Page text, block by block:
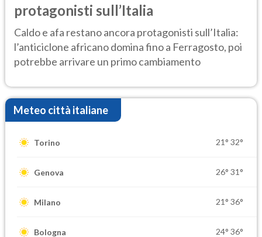
protagonisti sull’Italia
Caldo e afa restano ancora protagonisti sull’Italia:
l’anticiclone africano domina fino a Ferragosto, poi
potrebbe arrivare un primo cambiamento
Meteo città italiane
Torino 21° 32°
Genova 26° 31°
Milano 21° 36°
Bologna 24° 36°